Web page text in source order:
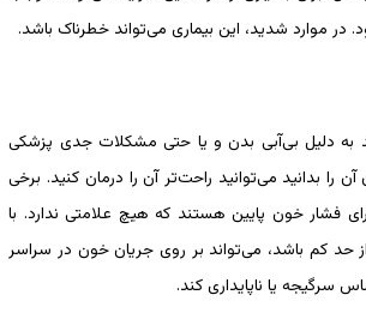
موارد شدید، این بیماری می‌تواند خطرناک باشد.
به دلیل بی‌آبی بدن و یا حتی مشکلات جدی پزشکی
آن را بدانید می‌توانید راحت‌تر آن را درمان کنید. برخی
فشار خون پایین هستند که هیچ علامتی ندارد. با
حد کم باشد، می‌تواند بر روی جریان خون در سراسر
سرگیجه یا ناپایداری کند.